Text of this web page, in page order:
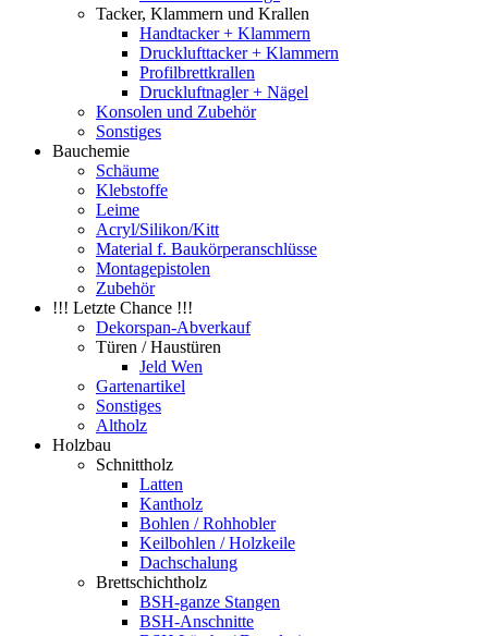
Tacker, Klammern und Krallen
Handtacker + Klammern
Drucklufttacker + Klammern
Profilbrettkrallen
Druckluftnagler + Nägel
Konsolen und Zubehör
Sonstiges
Bauchemie
Schäume
Klebstoffe
Leime
Acryl/Silikon/Kitt
Material f. Baukörperanschlüsse
Montagepistolen
Zubehör
!!! Letzte Chance !!!
Dekorspan-Abverkauf
Türen / Haustüren
Jeld Wen
Gartenartikel
Sonstiges
Altholz
Holzbau
Schnittholz
Latten
Kantholz
Bohlen / Rohhobler
Keilbohlen / Holzkeile
Dachschalung
Brettschichtholz
BSH-ganze Stangen
BSH-Anschnitte